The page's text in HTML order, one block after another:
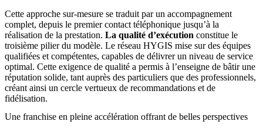
Cette approche sur-mesure se traduit par un accompagnement
complet, depuis le premier contact téléphonique jusqu’à la
réalisation de la prestation. La qualité d’exécution constitue le
troisième pilier du modèle. Le réseau HYGIS mise sur des équipes
qualifiées et compétentes, capables de délivrer un niveau de service
optimal. Cette exigence de qualité a permis à l’enseigne de bâtir une
réputation solide, tant auprès des particuliers que des professionnels,
créant ainsi un cercle vertueux de recommandations et de
fidélisation.
Une franchise en pleine accélération offrant de belles perspectives